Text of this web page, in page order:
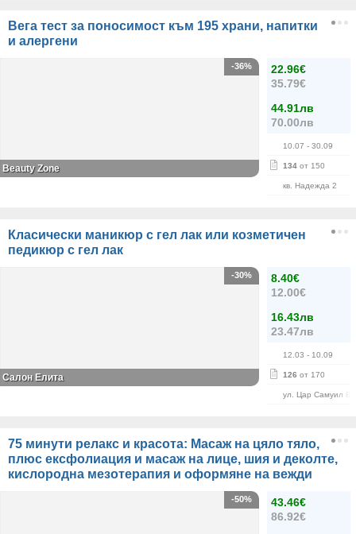
Вега тест за поносимост към 195 храни, напитки
и алергени
22.96€
35.79€
44.91лв
70.00лв
10.07 - 30.09
134 от 150
кв. Надежда 2
-36%
Beauty Zone
Класически маникюр с гел лак или козметичен
педикюр с гел лак
8.40€
12.00€
16.43лв
23.47лв
12.03 - 10.09
126 от 170
ул. Цар Самуил 84
-30%
Салон Елита
75 минути релакс и красота: Масаж на цяло тяло,
плюс ексфолиация и масаж на лице, шия и деколте,
кислородна мезотерапия и оформяне на вежди
43.46€
86.92€
-50%